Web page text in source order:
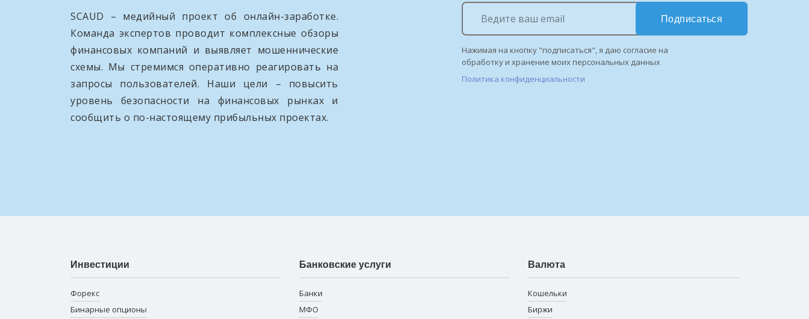
SCAUD – медийный проект об онлайн-заработке.
Команда экспертов проводит комплексные обзоры
финансовых компаний и выявляет мошеннические
схемы. Мы стремимся оперативно реагировать на
запросы пользователей. Наши цели – повысить
уровень безопасности на финансовых рынках и
сообщить о по-настоящему прибыльных проектах.
Подписаться
Нажимая на кнопку "подписаться", я даю согласие на
обработку и хранение моих персональных данных
Политика конфиденциальности
Инвестиции
Форекс
Бинарные опционы
Банковские услуги
Банки
МФО
Валюта
Кошельки
Биржи